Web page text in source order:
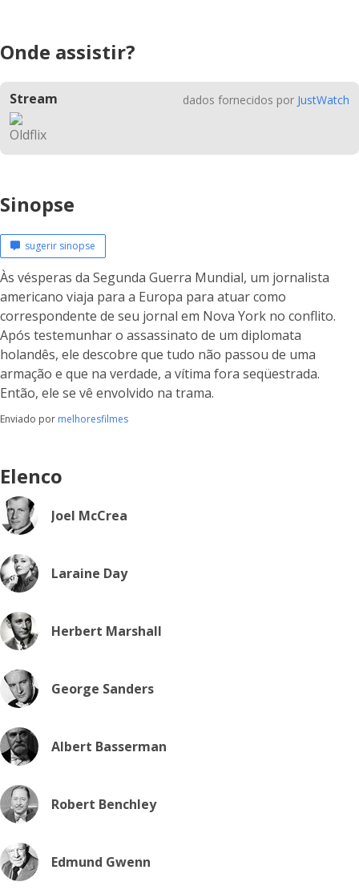
Onde assistir?
Stream dados fornecidos por JustWatch
Sinopse
sugerir sinopse
Às vésperas da Segunda Guerra Mundial, um jornalista
americano viaja para a Europa para atuar como
correspondente de seu jornal em Nova York no conflito.
Após testemunhar o assassinato de um diplomata
holandês, ele descobre que tudo não passou de uma
armação e que na verdade, a vítima fora seqüestrada.
Então, ele se vê envolvido na trama.
Enviado por melhoresfilmes
Elenco
Joel McCrea
Laraine Day
Herbert Marshall
George Sanders
Albert Basserman
Robert Benchley
Edmund Gwenn